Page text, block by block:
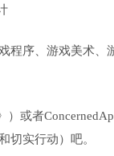
程序、游戏美术
）或者
切实行动）吧。